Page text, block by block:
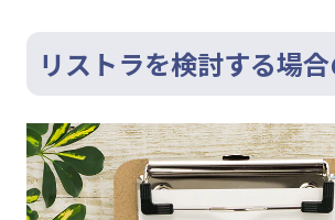
リストラを検討する場